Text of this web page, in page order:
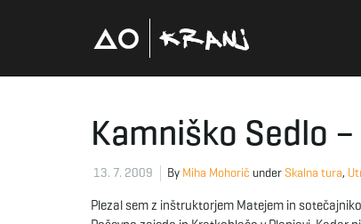
Kamniško Sedlo
13. 7. 2009 By Miha Mohorič under Skalna tura,
Plezal sem z inštruktorjem Matejem in